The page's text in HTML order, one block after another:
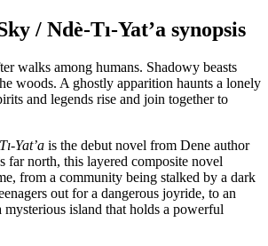
/ Ndè-Tı-Yat’a synopsis
walks among humans. Shadowy beasts
woods. A ghostly apparition haunts a lonely
and legends rise and join together to
Yat’a is the debut novel from Dene author
far north, this layered composite novel
from a community being stalked by a dark
out for a dangerous joyride, to an
mysterious island that holds a powerful